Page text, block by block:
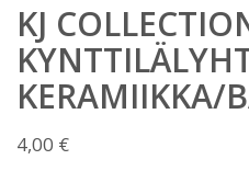
KJ
KERAMIIKKA/
4,00 €